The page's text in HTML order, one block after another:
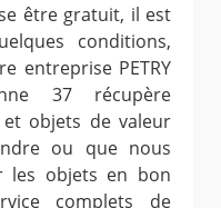
être gratuit, il est
conditions,
entreprise PETRY
37 récupère
objets de valeur
ou que nous
les objets en bon
complets de